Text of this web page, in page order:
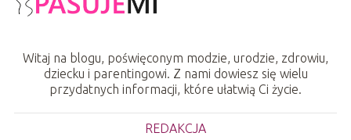
Witaj na blogu, poświęconym modzie, urodzie, zdrowiu,
dziecku i parentingowi. Z nami dowiesz się wielu
przydatnych informacji, które ułatwią Ci życie.
REDAKCJA